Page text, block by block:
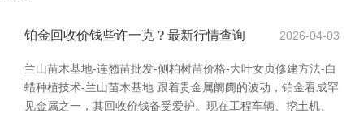
铂金回收价钱些许一克？最新行情查询 2026-04-03
兰山苗木基地-连翘苗批发-侧柏树苗价格-大叶女贞修建方法-白
蜡种植技术-兰山苗木基地 跟着贵金属阛阓的波动，铂金看成罕
见金属之一，其回收价钱备受爱护。现在工程车辆、挖土机、